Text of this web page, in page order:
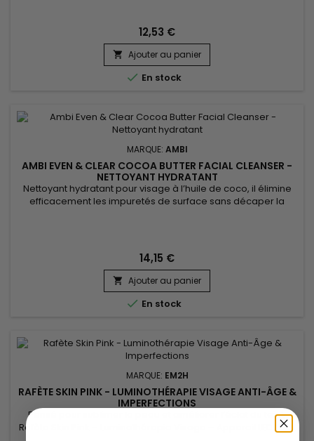
ingrédients apaisants rajeunissant, la camomille, le thé vert
et...
12,53 €
 Ajouter au panier
 En stock
MARQUE: AMBI
AMBI EVEN & CLEAR COCOA BUTTER FACIAL CLEANSER -
NETTOYANT HYDRATANT
Nettoyant hydratant pour visage à l’huile de coco, il élimine
efficacement les impuretés de surface sans décaper la
Cocoa Butter Facial Cleanser est enrichi en complexe de
Patates...
14,15 €
 Ajouter au panier
 En stock
MARQUE: EM2H
RAFÈTE SKIN PINK - LUMINOTHÉRAPIE VISAGE ANTI-ÂGE &
IMPERFECTIONS
Pensé pour sublimer la peau et améliorer l’éclat du teint,
Rafète Skin Pink – Luminothérapie Visage – Appareil LED Éclat